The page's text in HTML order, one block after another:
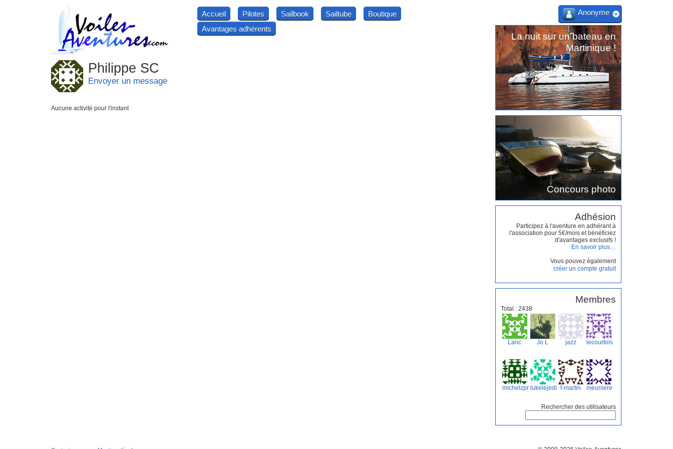
Accueil Pilotes Sailbook Sailtube
Boutique
Avantages adhérents
Philippe SC
Envoyer un message
Aucune activité pour l'instant
La nuit sur un bateau en
Martinique !
Concours photo
Adhésion
Participez à l'aventure en adhérant à
l'association pour 5€/mois et bénéficiez
d'avantages exclusifs !
En savoir plus…
Vous pouvez également
créer un compte gratuit
Membres
Total : 2438
Lanc Jo L jazz lecourtois
michelzprolukelejedi f-martin meuniereric
Rechercher des utilisateurs
Anonyme